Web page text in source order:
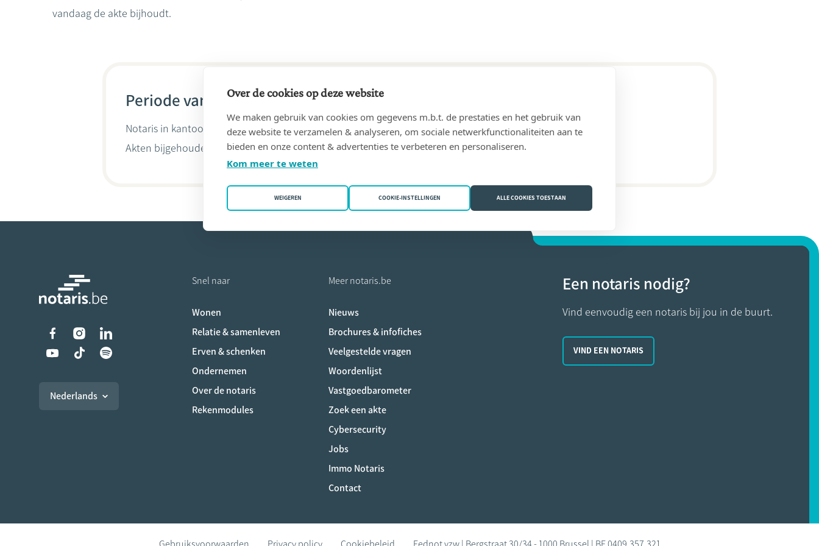
vandaag de akte bijhoudt.
Periode van 08/08/2023 tot heden
Notaris in kantoor NOTARLO(2050 Antwerpen)
Akten bijgehouden doorRebecca Loontiens
Liens vers les réseaux sociaux
Nederlands
Snel naar
Wonen
Relatie & samenleven
Erven & schenken
Ondernemen
Over de notaris
Rekenmodules
Meer notaris.be
Nieuws
Brochures & infofiches
Veelgestelde vragen
Woordenlijst
Vastgoedbarometer
Zoek een akte
Cybersecurity
Jobs
Immo Notaris
Contact
Een notaris nodig?
Vind eenvoudig een notaris bij jou in de buurt.
VIND EEN NOTARIS
Over de cookies op deze website
We maken gebruik van cookies om gegevens m.b.t. de prestaties en het gebruik van
deze website te verzamelen & analyseren, om sociale netwerkfunctionaliteiten aan te
bieden en onze content & advertenties te verbeteren en personaliseren.
Kom meer te weten
WEIGEREN COOKIE-INSTELLINGEN ALLE COOKIES TOESTAAN